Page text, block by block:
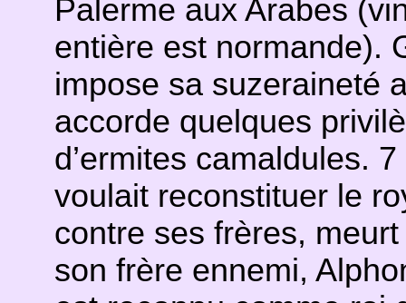
Palerme aux Arabes
entière est normande).
impose sa suzeraineté
accorde quelques
d’ermites camaldules.
voulait reconstituer le
contre ses frères,
son frère ennemi,